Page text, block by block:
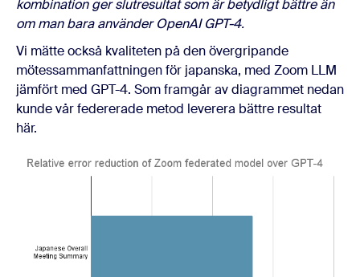
kombination ger slutresultat som är betydligt bättre än
om man bara använder OpenAI GPT-4.
Vi mätte också kvaliteten på den övergripande
mötessammanfattningen för japanska, med Zoom LLM
jämfört med GPT-4. Som framgår av diagrammet nedan
kunde vår federerade metod leverera bättre resultat
här.